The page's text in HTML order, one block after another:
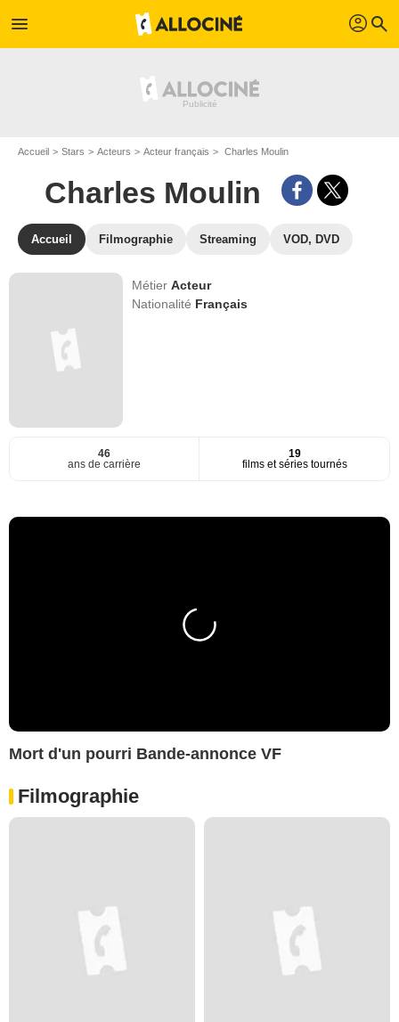
menu profil search
Accueil Stars Acteurs Acteur français Charles Moulin
Charles Moulin
Accueil Filmographie Streaming VOD, DVD
MétierActeur
Nationalité Français
46
ans de carrière
19
films et séries tournés
Mort d'un pourri Bande-annonce VF
Filmographie